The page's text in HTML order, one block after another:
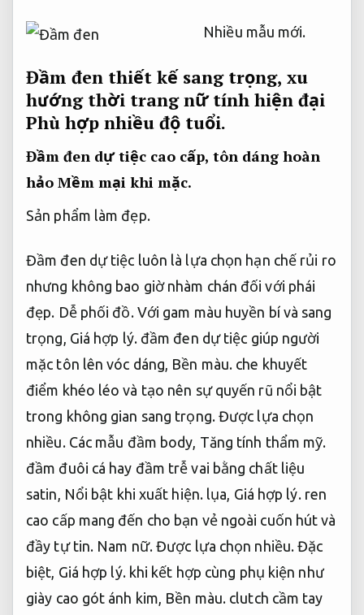
Nhiều mẫu mới.
Đầm đen thiết kế sang trọng, xu
hướng thời trang nữ tính hiện đại
Phù hợp nhiều độ tuổi.
Đầm đen dự tiệc cao cấp, tôn dáng hoàn
hảo Mềm mại khi mặc.
Sản phẩm làm đẹp.
Đầm đen dự tiệc luôn là lựa chọn hạn chế rủi ro
nhưng không bao giờ nhàm chán đối với phái
đẹp. Dễ phối đồ.Với gam màu huyền bí và sang
trọng, Giá hợp lý.đầm đen dự tiệc giúp người
mặc tôn lên vóc dáng, Bền màu. che khuyết
điểm khéo léo và tạo nên sự quyến rũ nổi bật
trong không gian sang trọng. Được lựa chọn
nhiều.Các mẫu đầm body, Tăng tính thẩm mỹ.
đầm đuôi cá hay đầm trễ vai bằng chất liệu
satin, Nổi bật khi xuất hiện.lụa, Giá hợp lý.ren
cao cấp mang đến cho bạn vẻ ngoài cuốn hút và
đầy tự tin. Nam nữ. Được lựa chọn nhiều. Đặc
biệt, Giá hợp lý.khi kết hợp cùng phụ kiện như
giày cao gót ánh kim, Bền màu. clutch cầm tay